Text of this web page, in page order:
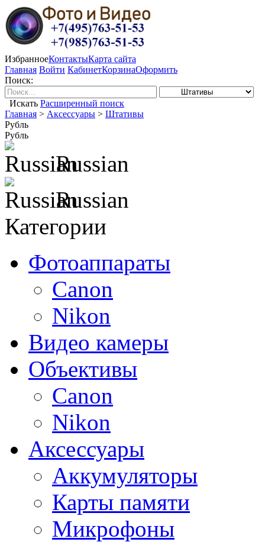
ИзбранноеКонтактыКарта сайта
Главная Войти КабинетКорзинаОформить
Поиск:
Искать Расширенный поиск
Главная > Аксессуары > Штативы
Рубль
Рубль
Russian
Russian
Категории
Фотоаппараты
Canon
Nikon
Видео камеры
Объективы
Canon
Nikon
Аксессуары
Аккумуляторы
Карты памяти
Микрофоны